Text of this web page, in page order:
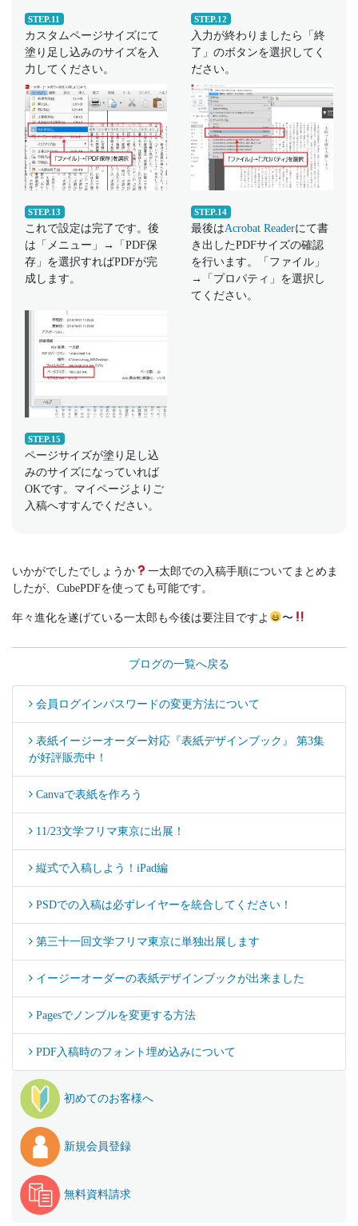
STEP.11
カスタムページサイズにて
塗り足し込みのサイズを入
力してください。
STEP.12
入力が終わりましたら「終
了」のボタンを選択してく
ださい。
STEP.13
これで設定は完了です。後
は「メニュー」→「PDF保
存」を選択すればPDFが完
成します。
STEP.14
最後はAcrobat Readerにて書
き出したPDFサイズの確認
を行います。「ファイル」
→「プロパティ」を選択し
てください。
STEP.15
ページサイズが塗り足し込
みのサイズになっていれば
OKです。マイページよりご
入稿へすすんでください。
いかがでしたでしょうか
一太郎での入稿手順についてまとめま
したが、CubePDFを使っても可能です。
年々進化を遂げている一太郎も今後は要注目ですよ 〜
ブログの一覧へ戻る
会員ログインパスワードの変更方法について
表紙イージーオーダー対応『表紙デザインブック』 第3集
が好評販売中！
Canvaで表紙を作ろう
11/23文学フリマ東京に出展！
縦式で入稿しよう！iPad編
PSDでの入稿は必ずレイヤーを統合してください！
第三十一回文学フリマ東京に単独出展します
イージーオーダーの表紙デザインブックが出来ました
Pagesでノンブルを変更する方法
PDF入稿時のフォント埋め込みについて
初めてのお客様へ
新規会員登録
無料資料請求